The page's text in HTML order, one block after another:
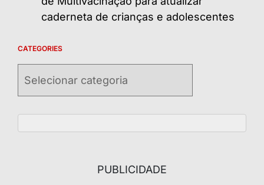
caderneta de crianças e adolescentes
CATEGORIES
PUBLICIDADE